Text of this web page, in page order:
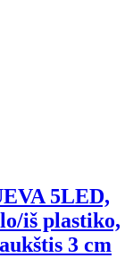
5LED,
iš plastiko,
3 cm